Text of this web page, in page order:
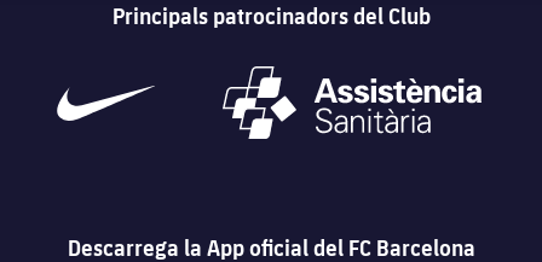
Principals patrocinadors del Club
Descarrega la App oficial del FC Barcelona